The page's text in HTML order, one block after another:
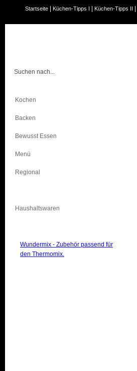
Startseite Küchen-Tipps I Küchen-Tipps II
Kochen
Backen
Bewusst Essen
Menü
Regional
Haushaltswaren
Wundermix - Zubehör passend für
den Thermomix.